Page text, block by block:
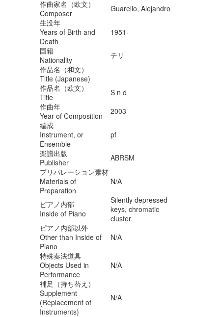
作曲家名（欧文）
Composer
Guarello, Alejandro
生没年
Years of Birth and
Death
1951-
国籍
Nationality
チリ
作品名（和文）
Title (Japanese)
作品名（欧文）
Title
S n d
作曲年
Year of Composition
2003
編成
Instrument, or
Ensemble
pf
楽譜出版
Publisher
ABRSM
プリパレーション素材
Materials of
Preparation
N/A
ピアノ内部
Inside of Piano
Silently depressed
keys, chromatic
cluster
ピアノ内部以外
Other than Inside of
Piano
N/A
特殊奏法道具
Objects Used in
Performance
N/A
補足（持ち替え）
Supplement
(Replacement of
Instruments)
N/A